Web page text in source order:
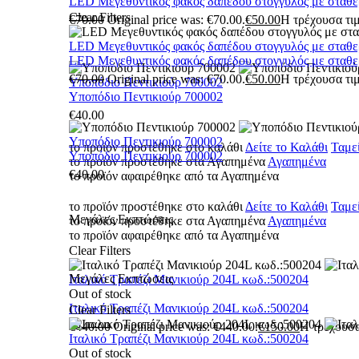
€70.00 Original price was: €70.00.€50.00Η τρέχουσα
Υποπόδιο Πεντικιούρ 700002
Υποπόδιο Πεντικιούρ 700002
€40.00
το προϊόν προστέθηκε στο καλάθι Δείτε το Καλάθι
το προϊόν προστέθηκε στα Αγαπημένα Αγαπημένα
το προϊόν αφαιρέθηκε από τα Αγαπημένα
Μεγάλες Εκπτώσεις
Clear Filters
Ιταλικό Τραπέζι Μανικιούρ 204L κωδ.:500204
Out of stock
Ιταλικό Τραπέζι Μανικιούρ 204L κωδ.:500204
€440.00 Original price was: €440.00.€150.00Η
Clear Filters
LED Μεγεθυντικός φακός δαπέδου στογγυλός με
LED Μεγεθυντικός φακός δαπέδου στογγυλός με
€70.00 Original price was: €70.00.€50.00Η τρέχουσα
Υποπόδιο Πεντικιούρ 700002
Υποπόδιο Πεντικιούρ 700002
€40.00
το προϊόν προστέθηκε στο καλάθι Δείτε το Καλάθι
το προϊόν προστέθηκε στα Αγαπημένα Αγαπημένα
το προϊόν αφαιρέθηκε από τα Αγαπημένα
Μεγάλες Εκπτώσεις
Clear Filters
Ιταλικό Τραπέζι Μανικιούρ 204L κωδ.:500204
Out of stock